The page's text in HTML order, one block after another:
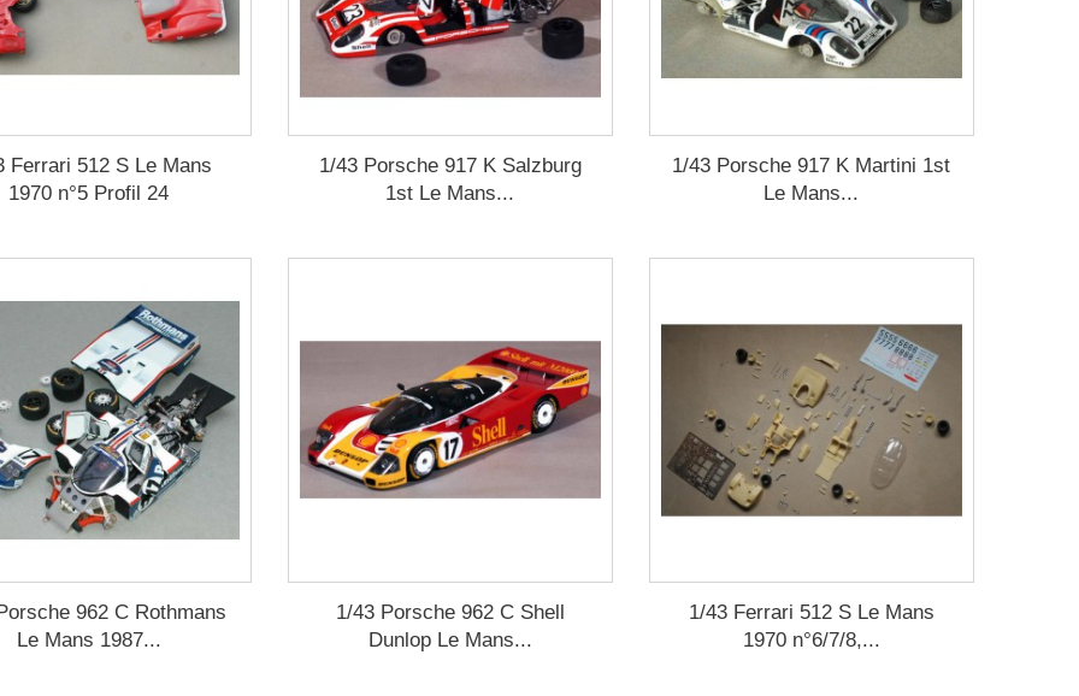
Ferrari 512 S Le Mans
1970 n°5 Profil 24
1/43 Porsche 917 K Salzburg
1st Le Mans...
1/43 Porsche 917 K Martini 1st
Le Mans...
962 C Rothmans
Le Mans 1987...
1/43 Porsche 962 C Shell
Dunlop Le Mans...
1/43 Ferrari 512 S Le Mans
1970 n°6/7/8,...